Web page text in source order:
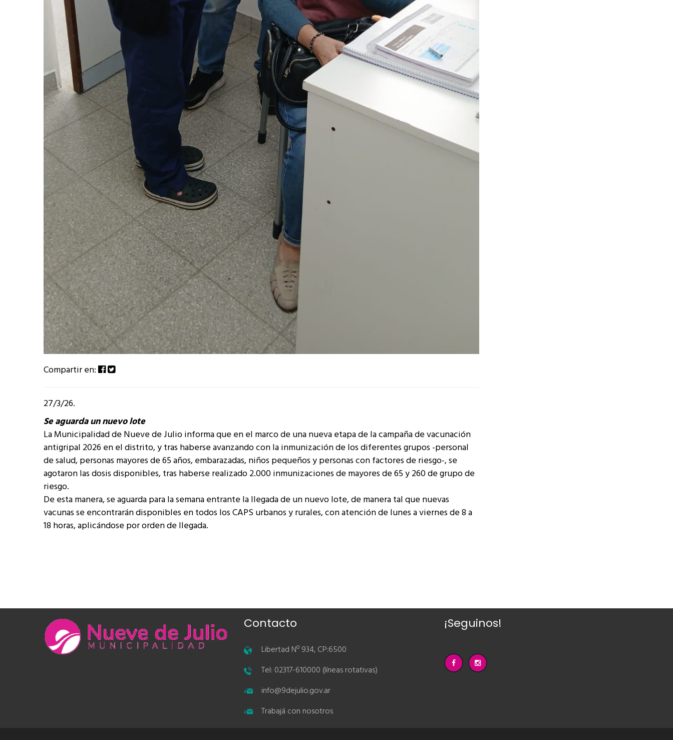
Compartir en:
27/3/26.
Se aguarda un nuevo lote
La Municipalidad de Nueve de Julio informa que en el marco de una nueva etapa de la campaña de vacunación
antigripal 2026 en el distrito, y tras haberse avanzando con la inmunización de los diferentes grupos -personal
de salud, personas mayores de 65 años, embarazadas, niños pequeños y personas con factores de riesgo-, se
agotaron las dosis disponibles, tras haberse realizado 2.000 inmunizaciones de mayores de 65 y 260 de grupo de
riesgo.
De esta manera, se aguarda para la semana entrante la llegada de un nuevo lote, de manera tal que nuevas
vacunas se encontrarán disponibles en todos los CAPS urbanos y rurales, con atención de lunes a viernes de 8 a
18 horas, aplicándose por orden de llegada.
Contacto
Libertad Nº 934, CP:6500
Tel: 02317-610000 (líneas rotativas)
info@9dejulio.gov.ar
Trabajá con nosotros
¡Seguinos!